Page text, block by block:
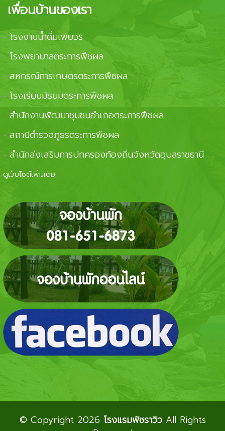
เพื่อนบ้านของเรา
-โรงงานน้ำดื่มเพียวริ
- โรงพยาบาลตระการพืชผล
- สหกรณ์การเกษตรตระการพืชผล
- โรงเรียนมัธยมตระการพืชผล
- สำนักงานพัฒนาชุมชนอำเภอตระการพืชผล
- สถานีตำรวจภูธรตระการพืชผล
- สำนักส่งเสริมการปกครองท้องถิ่นจังหวัดอุบลราชธานี
ดูเว็บไซต์เพิ่มเติม
© Copyright 2026 โรงแรมพัชราวิวAll Rights